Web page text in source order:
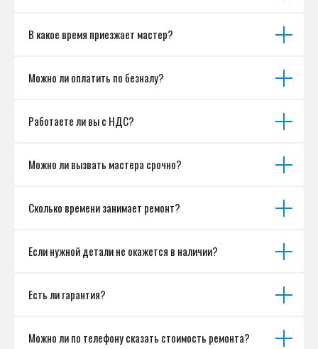
В какое время приезжает мастер?
Можно ли оплатить по безналу?
Работаете ли вы с НДС?
Можно ли вызвать мастера срочно?
Сколько времени занимает ремонт?
Если нужной детали не окажется в наличии?
Есть ли гарантия?
Можно ли по телефону сказать стоимость ремонта?